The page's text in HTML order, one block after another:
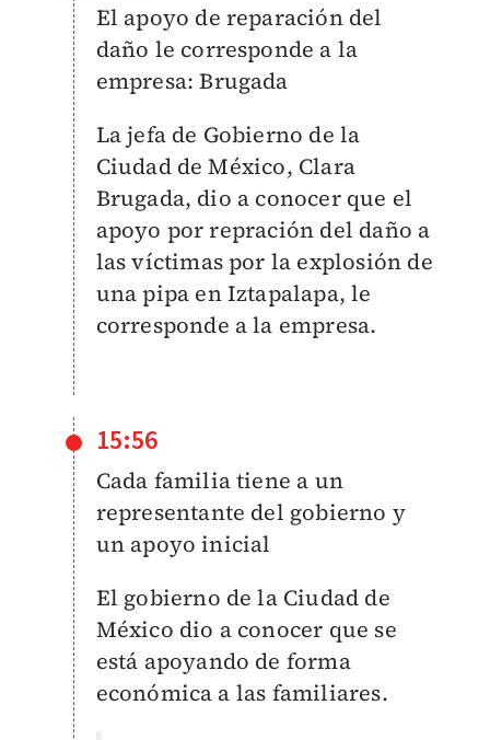
El apoyo de reparación del
daño le corresponde a la
empresa: Brugada
La jefa de Gobierno de la
Ciudad de México, Clara
Brugada, dio a conocer que el
apoyo por repración del daño a
las víctimas por la explosión de
una pipa en Iztapalapa, le
corresponde a la empresa.
15:56
Cada familia tiene a un
representante del gobierno y
un apoyo inicial
El gobierno de la Ciudad de
México dio a conocer que se
está apoyando de forma
económica a las familiares.